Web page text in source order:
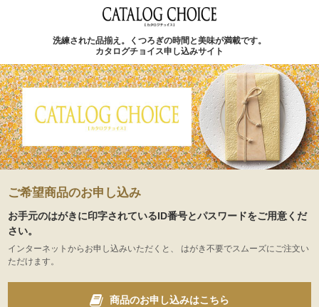
洗練された品揃え。くつろぎの時間と美味が満載です。
カタログチョイス申し込みサイト
ご希望商品のお申し込み
お手元のはがきに印字されているID番号とパスワードをご用意くだ
さい。
インターネットからお申し込みいただくと、 はがき不要でスムーズにご注文い
ただけます。
商品のお申し込みはこちら